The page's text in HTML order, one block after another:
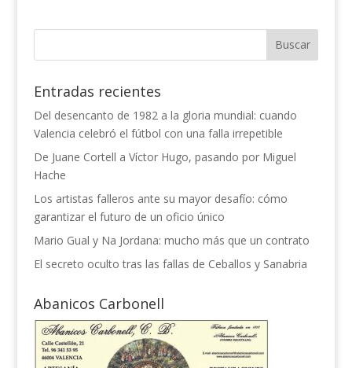
era:
es:
Entradas recientes
Del desencanto de 1982 a la gloria mundial: cuando
Valencia celebró el fútbol con una falla irrepetible
De Juane Cortell a Víctor Hugo, pasando por Miguel
Hache
Los artistas falleros ante su mayor desafío: cómo
garantizar el futuro de un oficio único
Mario Gual y Na Jordana: mucho más que un contrato
El secreto oculto tras las fallas de Ceballos y Sanabria
Abanicos Carbonell